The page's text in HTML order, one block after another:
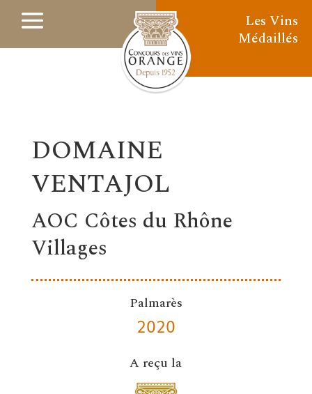
Les Vins
Médaillés
DOMAINE
VENTAJOL
AOC Côtes du Rhône
Villages
Palmarès
2020
A reçu la